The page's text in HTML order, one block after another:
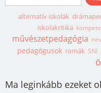
alternatív iskolák
iskolakritika
művészetpedagógia
pedagógusok romák SNI
Ma leginkább ezeket